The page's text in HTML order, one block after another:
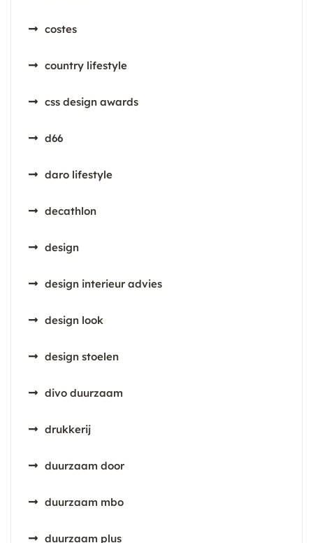
costes
country lifestyle
css design awards
d66
daro lifestyle
decathlon
design
design interieur advies
design look
design stoelen
divo duurzaam
drukkerij
duurzaam door
duurzaam mbo
duurzaam plus